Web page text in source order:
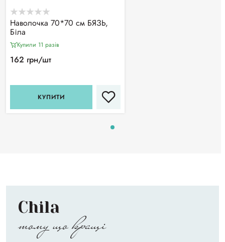
Наволочка 70*70 см БЯЗЬ,
Біла
Купили 11 разiв
162 грн/шт
КУПИТИ
Chila
тому що кращі